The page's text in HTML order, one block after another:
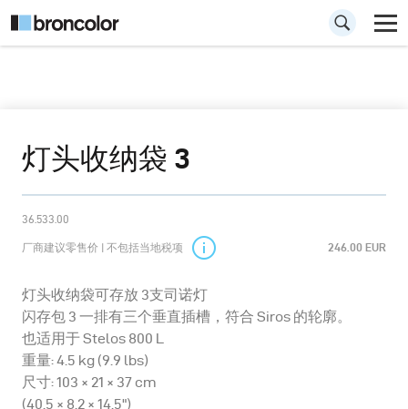
灯头收纳袋 3
36.533.00
厂商建议零售价 | 不包括当地税项 246.00 EUR
灯头收纳袋可存放 3支司诺灯
闪存包 3 一排有三个垂直插槽，符合 Siros 的轮廓。
也适用于 Stelos 800 L
重量: 4.5 kg (9.9 lbs)
尺寸: 103 × 21 × 37 cm
(40.5 × 8.2 × 14.5")